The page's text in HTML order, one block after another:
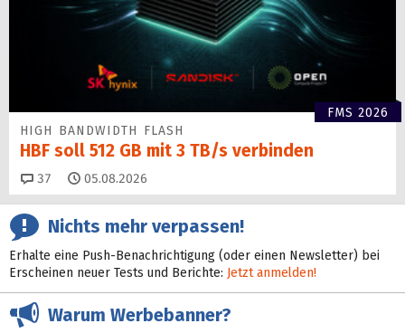
FMS 2026
HIGH BANDWIDTH FLASH
HBF soll 512 GB mit 3 TB/s verbinden
37 Kommentare
05.08.2026
Nichts mehr verpassen!
Erhalte eine Push-Benachrichtigung (oder einen Newsletter) bei
Erscheinen neuer Tests und Berichte: Jetzt anmelden!
Warum Werbebanner?